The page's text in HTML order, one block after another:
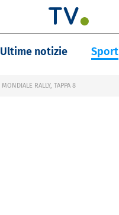
Ultime notizie Sport
MONDIALE RALLY, TAPPA 8